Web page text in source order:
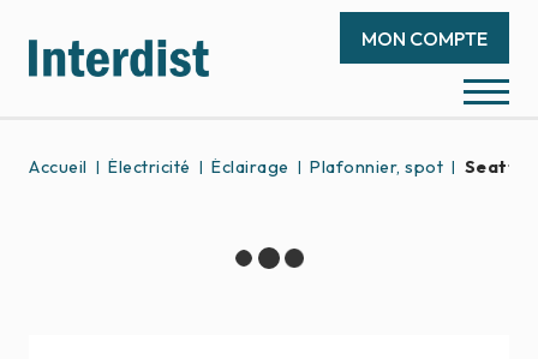
MON COMPTE
Accueil Électricité Éclairage Plafonnier, spot Seattle